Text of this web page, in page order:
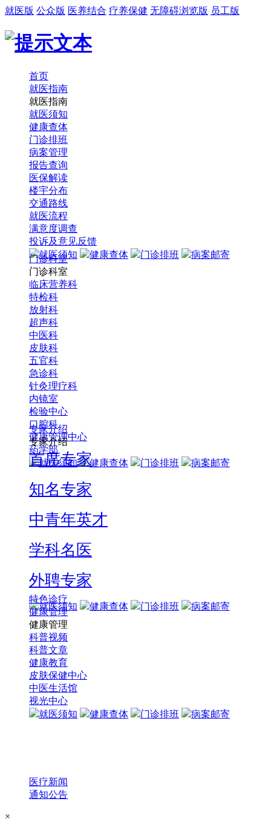
就医版 公众版 医养结合 疗养保健 无障碍浏览版 员工版
首页
就医指南
就医指南
就医须知
健康查体
门诊排班
病案管理
报告查询
医保解读
楼宇分布
交通路线
就医流程
满意度调查
投诉及意见反馈
就医须知
健康查体 门诊排班 病案邮寄
门诊科室
门诊科室
临床营养科
特检科
放射科
超声科
中医科
皮肤科
五官科
急诊科
针灸理疗科
内镜室
检验中心
口腔科
健康管理中心
药学部
就医须知
健康查体 门诊排班 病案邮寄
专家介绍
专家介绍
首席专家
知名专家
中青年英才
学科名医
外聘专家
就医须知 健康查体 门诊排班 病案邮寄
特色诊疗
健康管理
健康管理
科普视频
科普文章
健康教育
皮肤保健中心
中医生活馆
视光中心
就医须知
健康查体 门诊排班 病案邮寄
医疗新闻
通知公告
×